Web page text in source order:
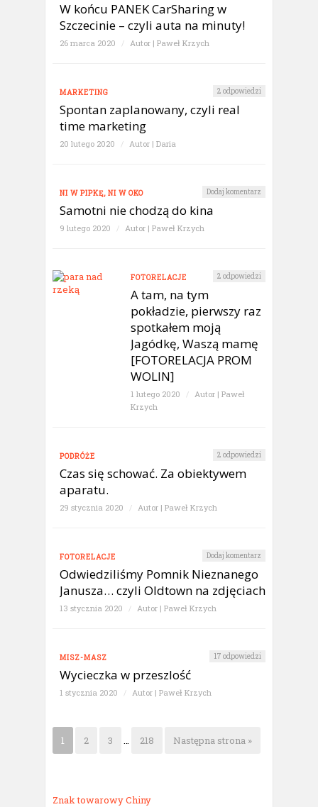
W końcu PANEK CarSharing w
Szczecinie – czyli auta na minuty!
26 marca 2020 / Autor | Paweł Krzych
MARKETING 2 odpowiedzi
Spontan zaplanowany, czyli real
time marketing
20 lutego 2020 / Autor | Daria
NI W PIPKĘ, NI W OKO Dodaj komentarz
Samotni nie chodzą do kina
9 lutego 2020 / Autor | Paweł Krzych
FOTORELACJE 2 odpowiedzi
A tam, na tym
pokładzie, pierwszy raz
spotkałem moją
Jagódkę, Waszą mamę
[FOTORELACJA PROM
WOLIN]
1 lutego 2020 / Autor | Paweł
Krzych
PODRÓŻE 2 odpowiedzi
Czas się schować. Za obiektywem
aparatu.
29 stycznia 2020 / Autor | Paweł Krzych
FOTORELACJE Dodaj komentarz
Odwiedziliśmy Pomnik Nieznanego
Janusza… czyli Oldtown na zdjęciach
13 stycznia 2020 / Autor | Paweł Krzych
MISZ-MASZ 17 odpowiedzi
Wycieczka w przeszlość
1 stycznia 2020 / Autor | Paweł Krzych
1 2 3 … 218 Następna strona »
Znak towarowy Chiny